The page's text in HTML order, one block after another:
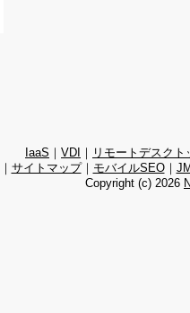
IaaS ｜ VDI ｜ リモートデスクト
｜ サイトマップ｜ モバイルSEO｜
Copyright (c) 2026